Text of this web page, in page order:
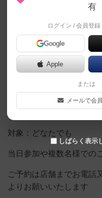
一人で行っても遊べるの
そんな不安で1歩を踏み
さい！🤗
ゲームのルール説明は
心ください。
5月30日(土)19:00~22:00
対象：どなたでも
当日参加や複数名様での
ご予約は店舗までお電話
よりお願いいたします
有
ログイン / 会員登録
Google
Apple
または
メールで会
しばらく表示